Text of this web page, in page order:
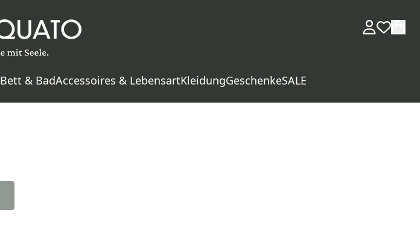
Bett & BadAccessoires & LebensartKleidungGeschenkeSALE